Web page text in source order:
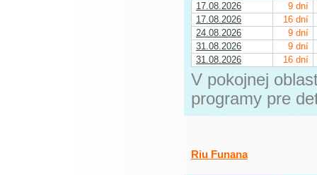
17.08.2026
9 dní
17.08.2026
16 dní
24.08.2026
9 dní
31.08.2026
9 dní
31.08.2026
16 dní
V pokojnej
programy pre
Riu Funana